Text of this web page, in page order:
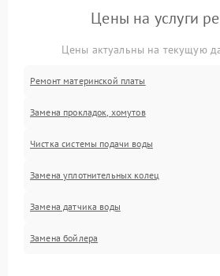
Цены на услуги
Цены актуальны на текущую
Ремонт материнской платы
Замена прокладок, хомутов
Чистка системы подачи воды
Замена уплотнительных колец
Замена датчика воды
Замена бойлера